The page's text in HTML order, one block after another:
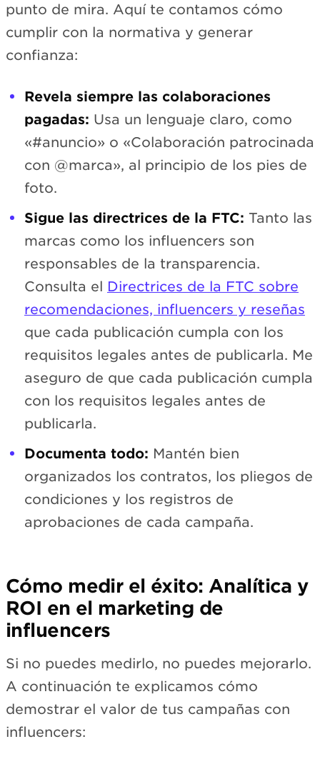
punto de mira. Aquí te contamos cómo
cumplir con la normativa y generar
confianza:
Revela siempre las colaboraciones
pagadas: Usa un lenguaje claro, como
«#anuncio» o «Colaboración patrocinada
con @marca», al principio de los pies de
foto.
Sigue las directrices de la FTC: Tanto las
marcas como los influencers son
responsables de la transparencia.
Consulta el Directrices de la FTC sobre
recomendaciones, influencers y reseñas
que cada publicación cumpla con los
requisitos legales antes de publicarla. Me
aseguro de que cada publicación cumpla
con los requisitos legales antes de
publicarla.
Documenta todo: Mantén bien
organizados los contratos, los pliegos de
condiciones y los registros de
aprobaciones de cada campaña.
Cómo medir el éxito: Analítica y
ROI en el marketing de
influencers
Si no puedes medirlo, no puedes mejorarlo.
A continuación te explicamos cómo
demostrar el valor de tus campañas con
influencers: